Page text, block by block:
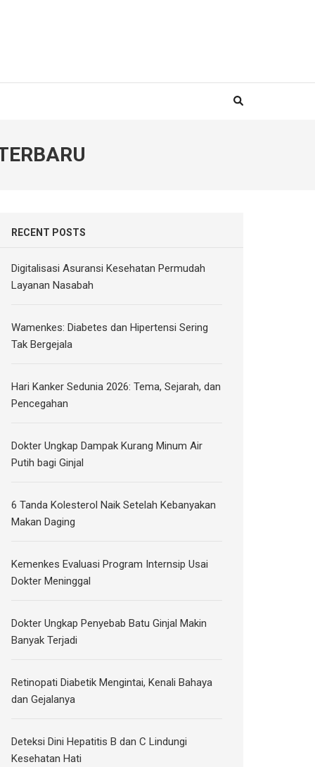
RECENT POSTS
Digitalisasi Asuransi Kesehatan Permudah
Layanan Nasabah
Wamenkes: Diabetes dan Hipertensi Sering
Tak Bergejala
Hari Kanker Sedunia 2026: Tema, Sejarah, dan
Pencegahan
Dokter Ungkap Dampak Kurang Minum Air
Putih bagi Ginjal
6 Tanda Kolesterol Naik Setelah Kebanyakan
Makan Daging
Kemenkes Evaluasi Program Internsip Usai
Dokter Meninggal
Dokter Ungkap Penyebab Batu Ginjal Makin
Banyak Terjadi
Retinopati Diabetik Mengintai, Kenali Bahaya
dan Gejalanya
Deteksi Dini Hepatitis B dan C Lindungi
Kesehatan Hati